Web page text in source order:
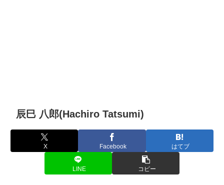
辰巳 八郎(Hachiro Tatsumi)
X Facebook はてブ
LINE コピー